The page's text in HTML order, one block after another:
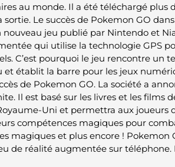
au monde. Il a été téléchargé plus
Le succès de Pokemon GO
nouveau jeu publié par Nintendo et
qui utilise la technologie GPS
C’est pourquoi le jeu rencontre un
établit la barre pour les jeux
de Pokemon GO. La société a
Il est basé sur les livres et les films
Uni et permettra aux joueurs
compétences magiques pour
magiques et plus encore ! Pokemon
de réalité augmentée sur téléphone.